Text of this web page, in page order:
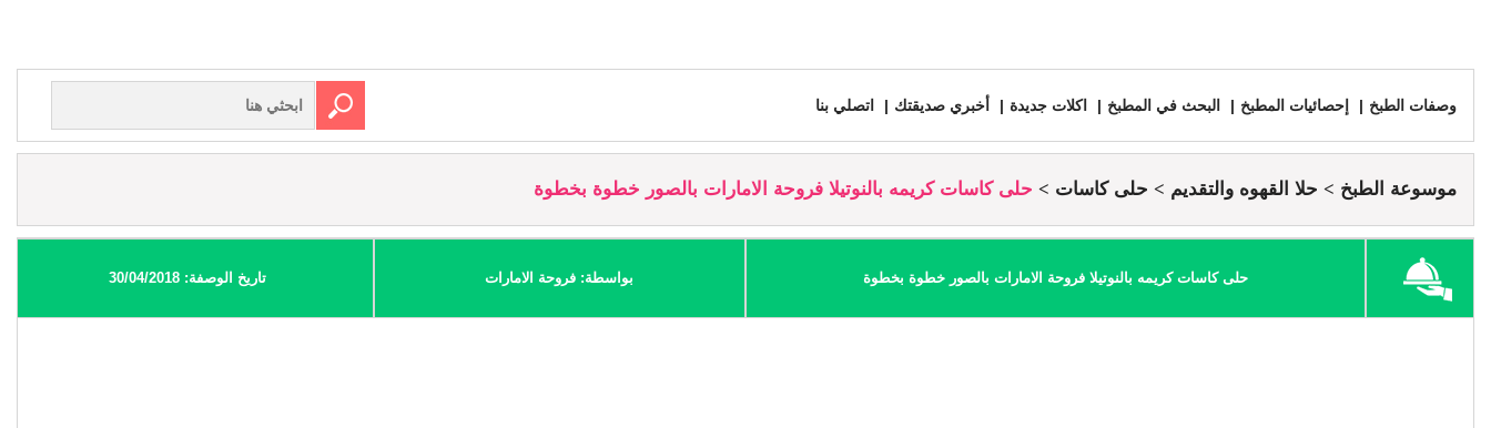
وصفات الطبخ إحصائيات المطبخ البحث في المطبخ اكلات جديدة أخبري صديقتك اتصلي بنا
موسوعة الطبخ حلا القهوه والتقديم حلى كاسات حلى كاسات كريمه بالنوتيلا فروحة الامارات بالصور خطوة بخطوة
حلى كاسات كريمه بالنوتيلا فروحة الامارات بالصور خطوة بخطوة بواسطة: فروحة الامارات تاريخ الوصفة: 30/04/2018